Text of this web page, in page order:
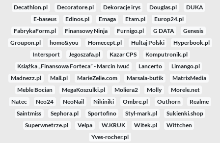
Decathlon.pl
Decoratore.pl Dekoracje irys Douglas.pl
DUKA
E-baseus
Edinos.pl Emaga Etam.pl
Europ24.pl
FabrykaForm.pl
Finansowy Ninja Furnigo.pl G DATA
Genesis
Groupon.pl
home&you Homecept.pl Hultaj Polski
Hyperbook.pl
Intersport
Jegoszafa.pl Kazar CPS
Komputronik.pl
Książka „Finansowa Forteca” - Marcin Iwuć
Lancerto
Limango.pl
Madnezz.pl
Mall.pl MarieZelie.com Marsala-butik
MatrixMedia
Meble Bocian
MegaKoszulki.pl Moliera2 Molly
Morele.net
Natec
Neo24 NeoNail Nikiniki Ombre.pl Outhorn
Realme
Saintmiss
Sephora.pl Sportofino Styl-mark.pl
Sukienki.shop
Superwnetrze.pl
Velpa W.KRUK Witek.pl
Wittchen
Yves-rocher.pl